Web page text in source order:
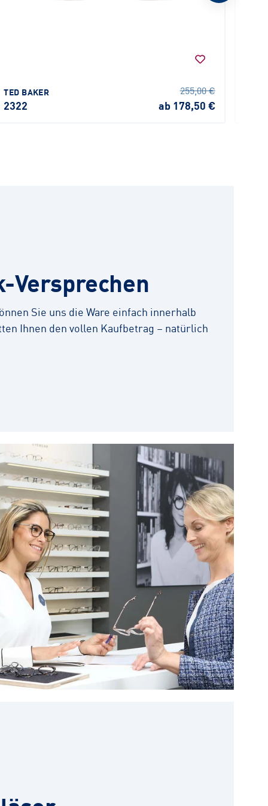
TED BAKER
2322
255,00 €
ab 178,50 €
Versprechen
Sie uns die Ware einfach innerhalb
Ihnen den vollen Kaufbetrag – natürlich